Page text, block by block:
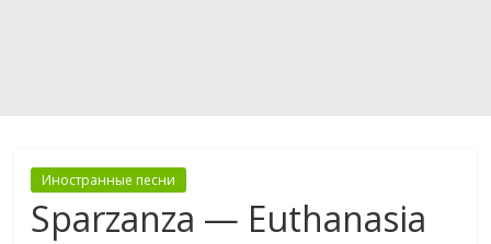
Иностранные песни
Sparzanza — Euthanasia